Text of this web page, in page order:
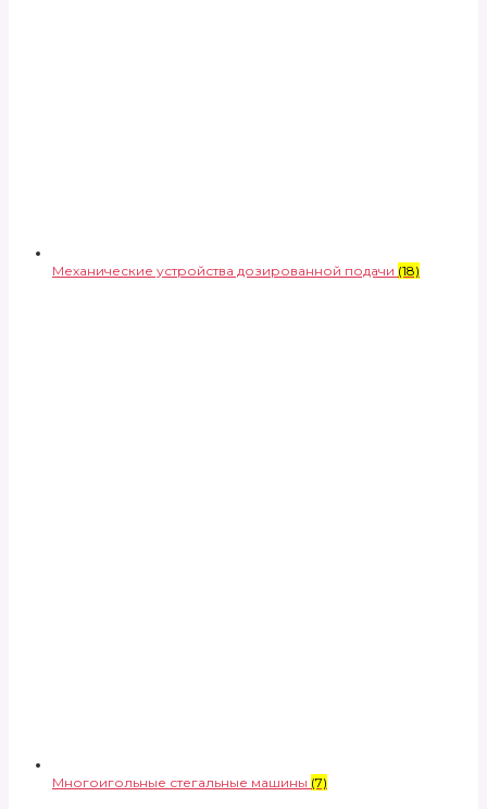
Механические устройства дозированной подачи (18)
Многоигольные стегальные машины (7)